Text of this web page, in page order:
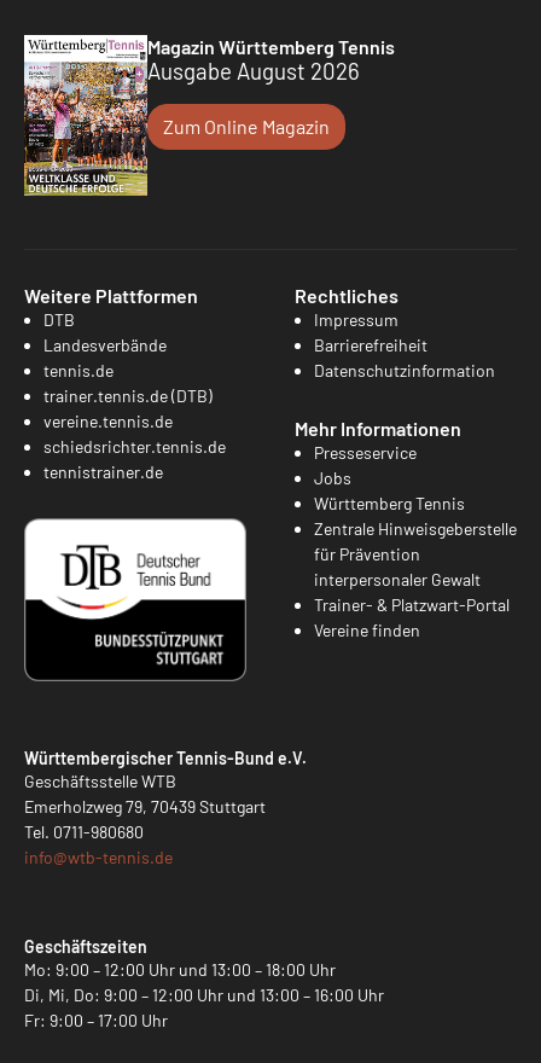
Magazin Württemberg Tennis
Ausgabe August 2026
Zum Online Magazin
Weitere Plattformen
DTB
Landesverbände
tennis.de
trainer.tennis.de (DTB)
vereine.tennis.de
schiedsrichter.tennis.de
tennistrainer.de
Rechtliches
Impressum
Barrierefreiheit
Datenschutzinformation
Mehr Informationen
Presseservice
Jobs
Württemberg Tennis
Zentrale Hinweisgeberstelle
für Prävention
interpersonaler Gewalt
Trainer- & Platzwart-Portal
Vereine finden
Württembergischer Tennis-Bund e.V.
Geschäftsstelle WTB
Emerholzweg 79, 70439 Stuttgart
Tel. 0711-980680
info@wtb-tennis.de
Geschäftszeiten
Mo: 9:00 – 12:00 Uhr und 13:00 – 18:00 Uhr
Di, Mi, Do: 9:00 – 12:00 Uhr und 13:00 – 16:00 Uhr
Fr: 9:00 – 17:00 Uhr